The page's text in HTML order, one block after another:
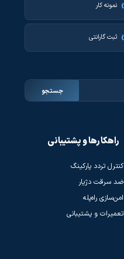
نمونه کار
ثبت گارانتی
جستجو
راهکارها و پشتیبانی
کنترل تردد پارکینگ
ضد سرقت دژیار
امن‌سازی راه‌پله
تعمیرات و پشتیبانی